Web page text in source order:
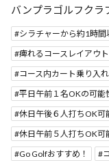
バンプラゴルフクラ
シラチャーから約1時間
痺れるコースレイアウト
コース内カート乗り入
平日午前１名OKの可能
休日午後６人打ちOK可
休日午前５人打ちOK可
Go Golfおすすめ！